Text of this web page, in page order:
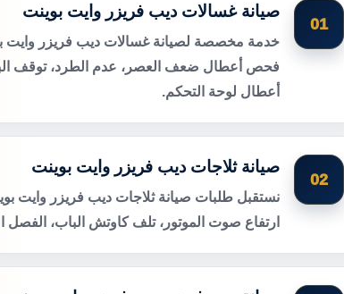
01
صيانة غسالات ديب فريزر وايت بوينت
خدمة مخصصة لصيانة غسالات ديب فريزر وايت
فحص أعطال ضعف العصر، عدم الطرد، توقف
أعطال لوحة التحكم.
02
صيانة ثلاجات ديب فريزر وايت بوينت
نستقبل طلبات صيانة ثلاجات ديب فريزر وايت
ارتفاع صوت الموتور، تلف كاوتش الباب، الفصل